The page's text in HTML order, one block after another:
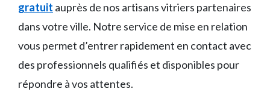
gratuit auprès de nos artisans vitriers partenaires
dans votre ville. Notre service de mise en relation
vous permet d’entrer rapidement en contact avec
des professionnels qualifiés et disponibles pour
répondre à vos attentes.